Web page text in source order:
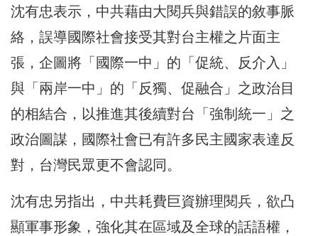
沈有忠表示，中共藉由大閱兵與錯誤的敘事脈
絡，誤導國際社會接受其對台主權之片面主
張，企圖將「國際一中」的「促統、反介入」
與「兩岸一中」的「反獨、促融合」之政治目
的相結合，以推進其後續對台「強制統一」之
政治圖謀，國際社會已有許多民主國家表達反
對，台灣民眾更不會認同。
沈有忠另指出，中共耗費巨資辦理閱兵，欲凸
顯軍事形象，強化其在區域及全球的話語權，